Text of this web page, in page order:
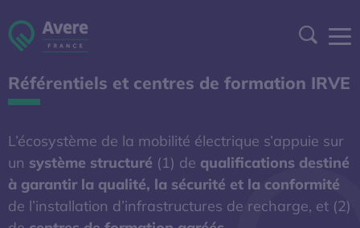
BAROMÈTRE EXPERTS'OUVRE DANS UNE
A DÉCOUVRIR
DEVENIR ADHÉRENT
Référentiels et centres de formation IRVE
L’écosystème de la mobilité électrique s’appuie sur
un système structuré (1) de qualifications destiné
à garantir la qualité, la sécurité et la conformité
de l’installation d’infrastructures de recharge, et (2)